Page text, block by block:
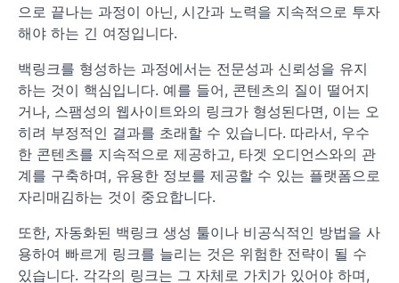
으로 끝나는 과정이 아닌, 시간과 노력을 지속적으로 투자
해야 하는 긴 여정입니다.
백링크를 형성하는 과정에서는 전문성과 신뢰성을 유지
하는 것이 핵심입니다. 예를 들어, 콘텐츠의 질이 떨어지
거나, 스팸성의 웹사이트와의 링크가 형성된다면, 이는 오
히려 부정적인 결과를 초래할 수 있습니다. 따라서, 우수
한 콘텐츠를 지속적으로 제공하고, 타겟 오디언스와의 관
계를 구축하며, 유용한 정보를 제공할 수 있는 플랫폼으로
자리매김하는 것이 중요합니다.
또한, 자동화된 백링크 생성 툴이나 비공식적인 방법을 사
용하여 빠르게 링크를 늘리는 것은 위험한 전략이 될 수
있습니다. 각각의 링크는 그 자체로 가치가 있어야 하며,